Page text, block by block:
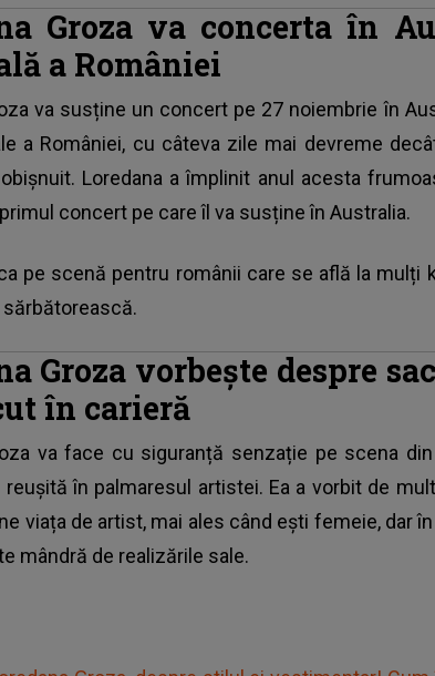
Groza va concerta în
a României
va susține un concert pe 27 noiembrie în
a României, cu câteva zile mai devreme
Loredana a împlinit anul acesta
concert pe care îl va susține în Australia.
pe scenă pentru românii care se află la mulți
Groza vorbește despre
în carieră
va face cu siguranță senzație pe scena
reușită în palmaresul artistei. Ea a vorbit de
viața de artist, mai ales când ești femeie, dar
mândră de realizările sale.